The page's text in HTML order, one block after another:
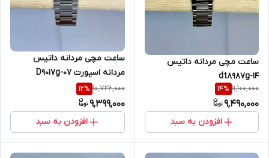
ساعت مچی مردانه داتیس
dt8987g-14
11,100,000
14%
9,490,000
افزودن به سبد
ساعت مچی مردانه داتیس
مردانه اسپورت D9017g-07
10,726,000
12%
9,399,000
افزودن به سبد